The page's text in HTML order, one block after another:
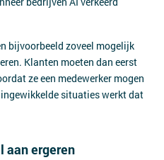
bijvoorbeeld zoveel mogelijk
Klanten moeten dan eerst
ze een medewerker mogen
situaties werkt dat
aan ergeren